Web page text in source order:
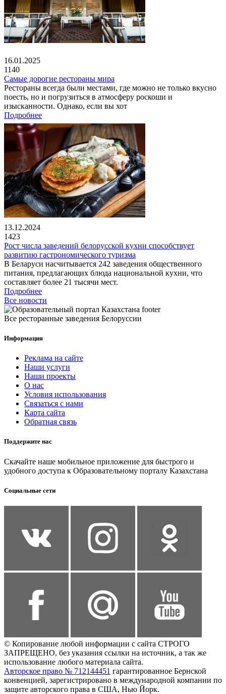
16.01.2025
1140
Самые дорогие рестораны мира
Рестораны всегда были местами, где можно не только вкусно
поесть, но и погрузиться в атмосферу роскоши и
изысканности. Однако, если вы хот
Подробнее
13.12.2024
1423
Рост числа заведений белорусской кухни способствует
развитию гастрономического туризма
В Беларуси насчитывается 242 заведения общественного
питания, предлагающих блюда национальной кухни, что
составляет более 21 тысячи мест.
Подробнее
Все новости
Все ресторанные заведения Белоруссии
Информация
Реклама на сайте
Наши услуги
Наши проекты
О нас
Условия использования
Связаться с нами
Карта сайта
Обратная связь
Поддержите нас
Скачайте наше мобильное приложение для быстрого и
удобного доступа к Образовательному порталу Казахстана
Социальные сети
© Копирование любой информации с сайта СТРОГО
ЗАПРЕЩЕНО, без указания ссылки на источник, а так же
использование любого материала сайта.
Авторское право № 712144451 гарантированное Бернской
конвенцией, зарегистрировано в международной компании по
защите авторского права в США, Нью Йорк.